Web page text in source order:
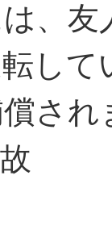
、
し
され